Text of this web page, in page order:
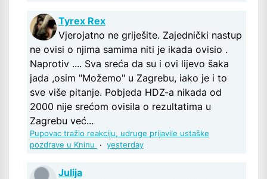
Tyrex Rex
Vjerojatno ne griješite. Zajednički nastup
ne ovisi o njima samima niti je ikada ovisio .
Naprotiv .... Sva sreća da su i ovi lijevo šaka
jada ,osim "Možemo" u Zagrebu, iako je i to
sve više pitanje. Pobjeda HDZ-a nikada od
2000 nije srećom ovisila o rezultatima u
Zagrebu već...
Pupovac tražio reakciju, udruge prijavile ustaške
pozdrave u Kninu
· yesterday
Julija